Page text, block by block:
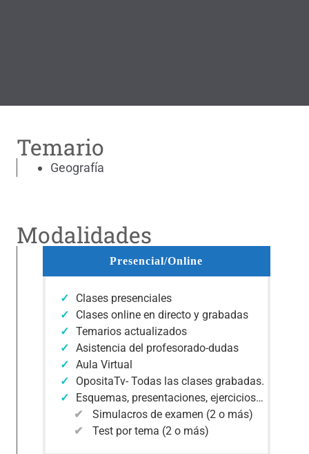
Temario
Geografía
Modalidades
Presencial/Online
Clases presenciales
Clases online en directo y grabadas
Temarios actualizados
Asistencia del profesorado-dudas
Aula Virtual
OpositaTv- Todas las clases grabadas.
Esquemas, presentaciones, ejercicios…
Simulacros de examen (2 o más)
Test por tema (2 o más)